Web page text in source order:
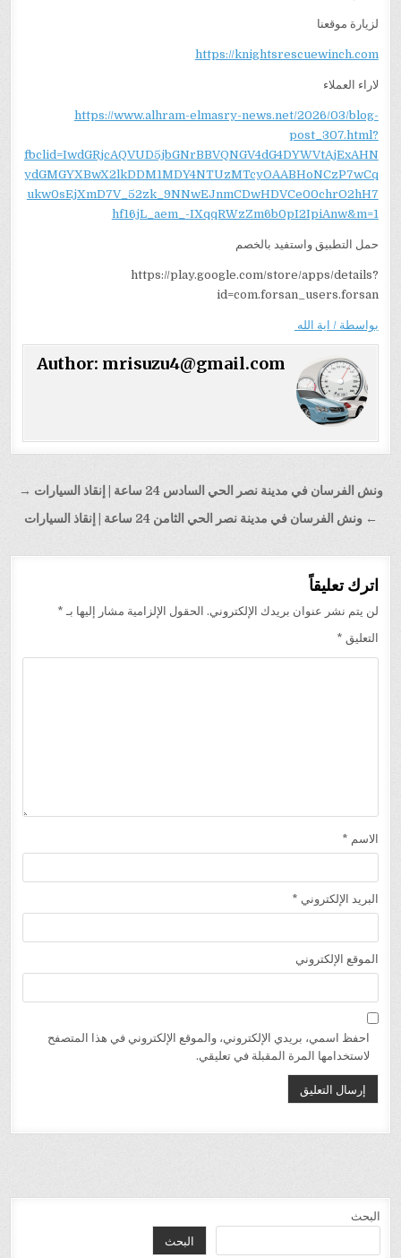
لزيارة موقعنا
https://knightsrescuewinch.com
لاراء العملاء
https://www.alhram-elmasry-news.net/2026/03/blog-
post_307.html?
fbclid=IwdGRjcAQVUD5jbGNrBBVQNGV4dG4DYWVtAjExAHN
ydGMGYXBwX2lkDDM1MDY4NTUzMTcyOAABHoNCzP7wCq
ukw0sEjXmD7V_52zk_9NNwEJnmCDwHDVCe00chrO2hH7
hf16jL_aem_-IXqqRWzZm6b0pI2IpiAnw&m=1
حمل التطبيق واستفيد بالخصم
https://play.google.com/store/apps/details?
id=com.forsan_users.forsan
بواسطة / اية الله
Author: mrisuzu4@gmail.com
تصفّح
المقالات
ونش الفرسان في مدينة نصر الحي السادس 24 ساعة | إنقاذ السيارات →
← ونش الفرسان في مدينة نصر الحي الثامن 24 ساعة | إنقاذ السيارات
اترك تعليقاً
لن يتم نشر عنوان بريدك الإلكتروني. الحقول الإلزامية مشار إليها بـ *
التعليق *
الاسم *
البريد الإلكتروني *
الموقع الإلكتروني
احفظ اسمي، بريدي الإلكتروني، والموقع الإلكتروني في هذا المتصفح
لاستخدامها المرة المقبلة في تعليقي.
البحث
البحث